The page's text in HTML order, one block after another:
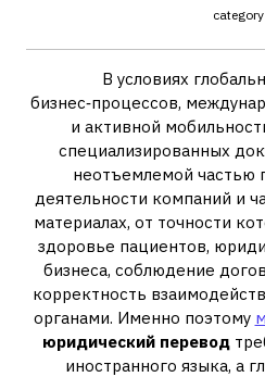
category
В условиях
бизнес‑процессов,
и активной
специализированных
неотъемлемой частью
деятельности компаний и
материалах, от точности
здоровье пациентов,
бизнеса, соблюдение
корректность
органами. Именно поэтому
юридический перевод
иностранного языка, а